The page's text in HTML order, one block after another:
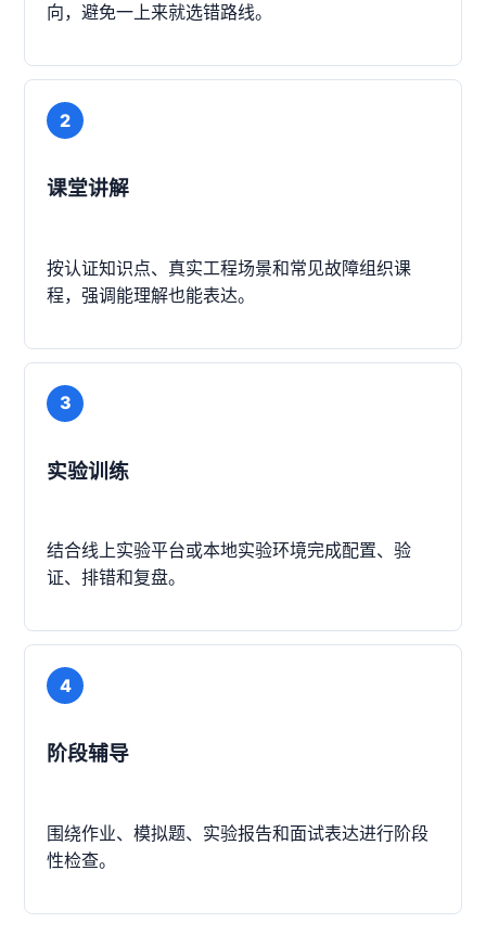
向，避免一上来就选错路线。
2
课堂讲解
按认证知识点、真实工程场景和常见故障组织课
程，强调能理解也能表达。
3
实验训练
结合线上实验平台或本地实验环境完成配置、验
证、排错和复盘。
4
阶段辅导
围绕作业、模拟题、实验报告和面试表达进行阶段
性检查。